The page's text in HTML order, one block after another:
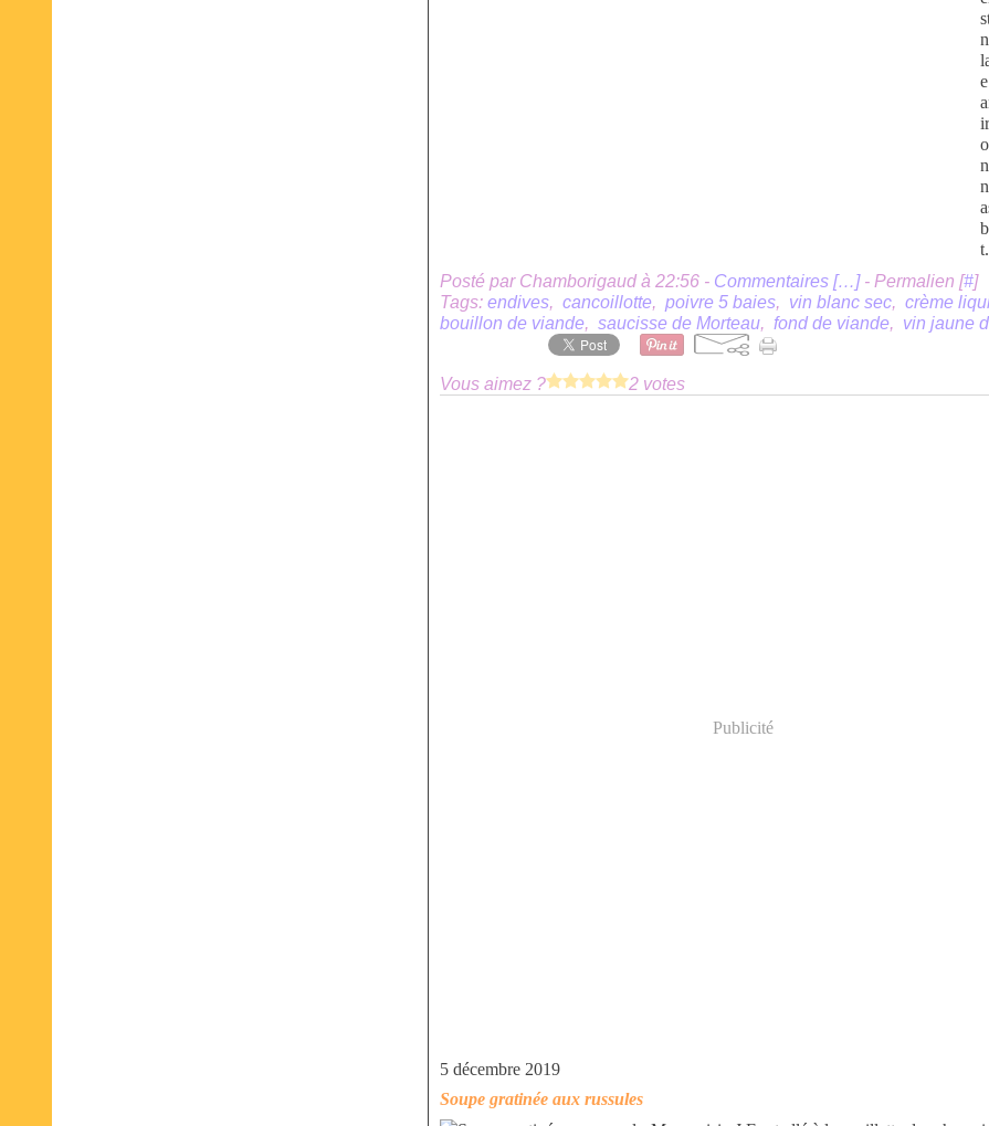
Posté par Chamborigaud à 22:56 - Commentaires […]- Permalien [#]
Tags: endives, cancoillotte, poivre 5 baies, vin blanc sec, crème
bouillon de viande, saucisse de Morteau, fond de viande, vin jaune
Vous aimez ? 2 votes
Publicité
5 décembre 2019
Soupe gratinée aux russules